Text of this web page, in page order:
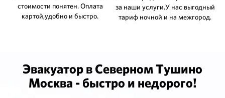
стоимости понятен. Оплата
картой,удобно и быстро.
за наши услуги.У нас выгодный
тариф ночной и на межгород.
Эвакуатор в Северном Тушино
Москва - быстро и недорого!